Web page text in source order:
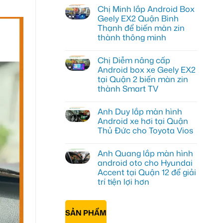
bình
luận
ở
Chị
Thư
lắp
xe
Geely
EX2
tại
Quận
7
bản
đồ,
YouTube
tiện
Chị Minh lắp Android Box
Geely EX2 Quận Bình
Thạnh để biến màn zin
thành thông minh
bình
luận
ở
Chị
Minh
lắp
Geely
EX2
Quận
Bình
biến
màn
zin
thành
thông
minh
Chị Diễm nâng cấp
Android box xe Geely EX2
tại Quận 2 biến màn zin
thành Smart TV
bình
luận
ở
Chị
cấp
Android
box
xe
Geely
EX2
2
biến
màn
Anh Duy lắp màn hình
Android xe hơi tại Quận
Thủ Đức cho Toyota Vios
bình
luận
ở
Anh
Duy
lắp
hình
xe
hơi
Anh Quang lắp màn hình
android oto cho Hyundai
Accent tại Quận 12 để giải
trí tiện lợi hơn
có
luận
ở
SẢN PHẨM